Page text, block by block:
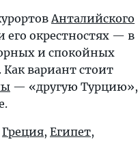
Анталийского
его окрестностях — в
и спокойных
. Как вариант стоит
— «другую Турцию»,
Греция, Египет,